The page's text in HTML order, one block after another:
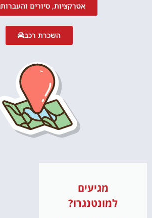
אטרקציות, סיורים והעברות
השכרת רכב
מגיעים
למונטנגרו?